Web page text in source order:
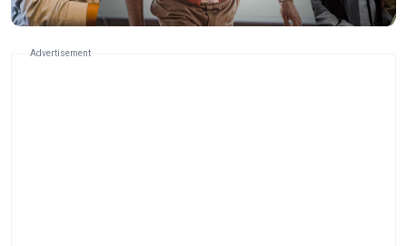
Advertisement